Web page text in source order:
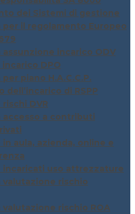
dei Sistemi di gestione
per il regolamento Europeo
assunzione incarico ODV
DPO
piano H.A.C.C.P.
di RSPP
DVR
accesso a contributi
in aula, azienda, online e
incaricati uso attrezzature
valutazione rischio
valutazione rischio ROA